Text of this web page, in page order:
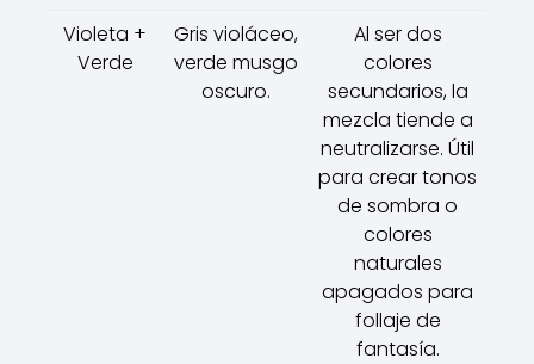
Violeta +
Verde
Gris violáceo,
verde musgo
oscuro.
Al ser dos
colores
secundarios, la
mezcla tiende a
neutralizarse. Útil
para crear tonos
de sombra o
colores
naturales
apagados para
follaje de
fantasía.